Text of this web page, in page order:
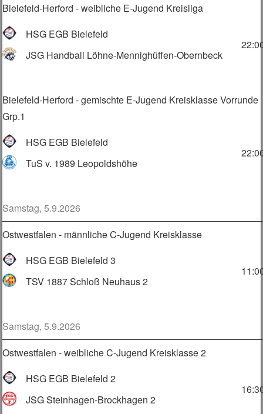
Bielefeld-Herford - weibliche E-Jugend Kreisliga
HSG EGB Bielefeld
JSG Handball Löhne-Mennighüffen-Obernbeck
Bielefeld-Herford - gemischte E-Jugend Kreisklasse Vorrunde
Grp.1
HSG EGB Bielefeld
TuS v. 1989 Leopoldshöhe
Samstag, 5.9.2026
Ostwestfalen - männliche C-Jugend Kreisklasse
HSG EGB Bielefeld 3
TSV 1887 Schloß Neuhaus 2
Samstag, 5.9.2026
Ostwestfalen - weibliche C-Jugend Kreisklasse 2
HSG EGB Bielefeld 2
JSG Steinhagen-Brockhagen 2